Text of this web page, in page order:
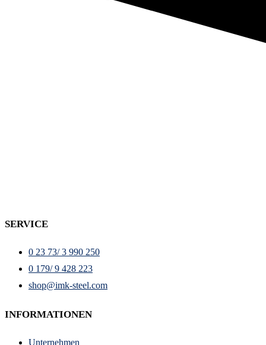
SERVICE
0 23 73/ 3 990 250
0 179/ 9 428 223
shop@imk-steel.com
INFORMATIONEN
Unternehmen